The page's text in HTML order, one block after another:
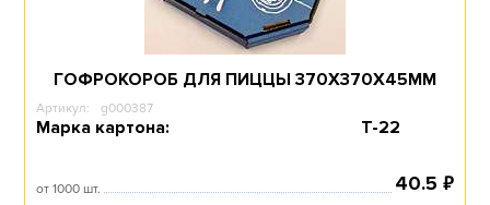
ГОФРОКОРОБ ДЛЯ ПИЦЦЫ 370Х370Х45ММ
Артикул: g000387
Марка картона: Т-22
от 1000 шт. 40.5 ₽